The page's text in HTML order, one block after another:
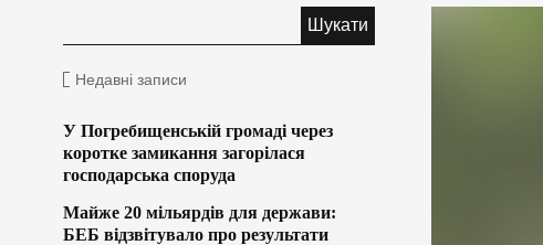
Недавні записи
У Погребищенській громаді через
коротке замикання загорілася
господарська споруда
Майже 20 мільярдів для держави:
БЕБ відзвітувало про результати